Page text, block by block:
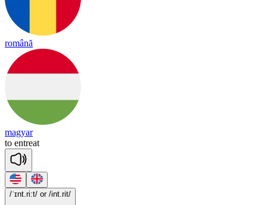
română
magyar
to entreat
/ˈɪnt.ri:t/ or /int.rit/